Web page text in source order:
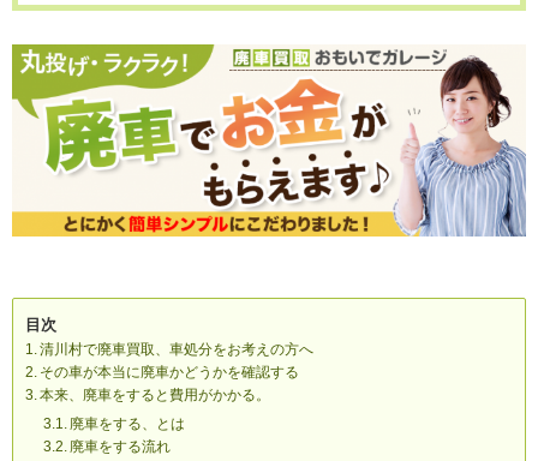
目次
清川村で廃車買取、車処分をお考えの方へ
その車が本当に廃車かどうかを確認する
本来、廃車をすると費用がかかる。
廃車をする、とは
廃車をする流れ